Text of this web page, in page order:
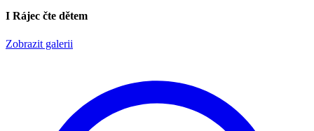
I Rájec čte dětem
Zobrazit galerii